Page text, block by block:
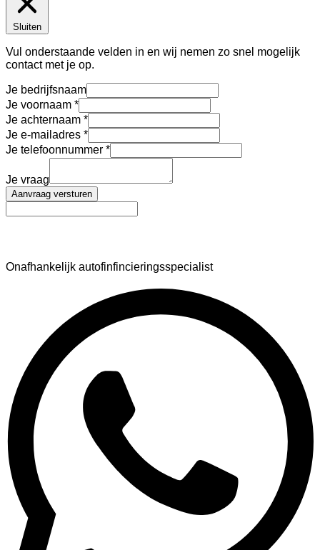
Sluiten
Vul onderstaande velden in en wij nemen zo snel mogelijk
contact met je op.
Je bedrijfsnaam
Je voornaam
Je achternaam
Je e-mailadres
Je telefoonnummer
Je vraag
Aanvraag versturen
Onafhankelijk autofinfincieringsspecialist